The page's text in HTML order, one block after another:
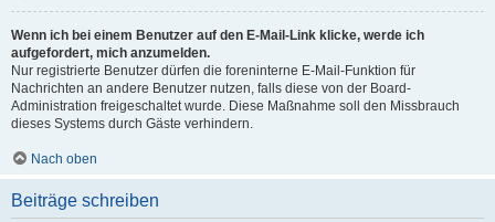
Wenn ich bei einem Benutzer auf den E-Mail-Link klicke, werde ich
aufgefordert, mich anzumelden.
Nur registrierte Benutzer dürfen die foreninterne E-Mail-Funktion für
Nachrichten an andere Benutzer nutzen, falls diese von der Board-
Administration freigeschaltet wurde. Diese Maßnahme soll den Missbrauch
dieses Systems durch Gäste verhindern.
Nach oben
Beiträge schreiben